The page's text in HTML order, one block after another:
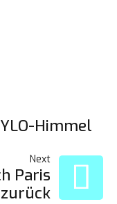
Himmel
Next
Paris